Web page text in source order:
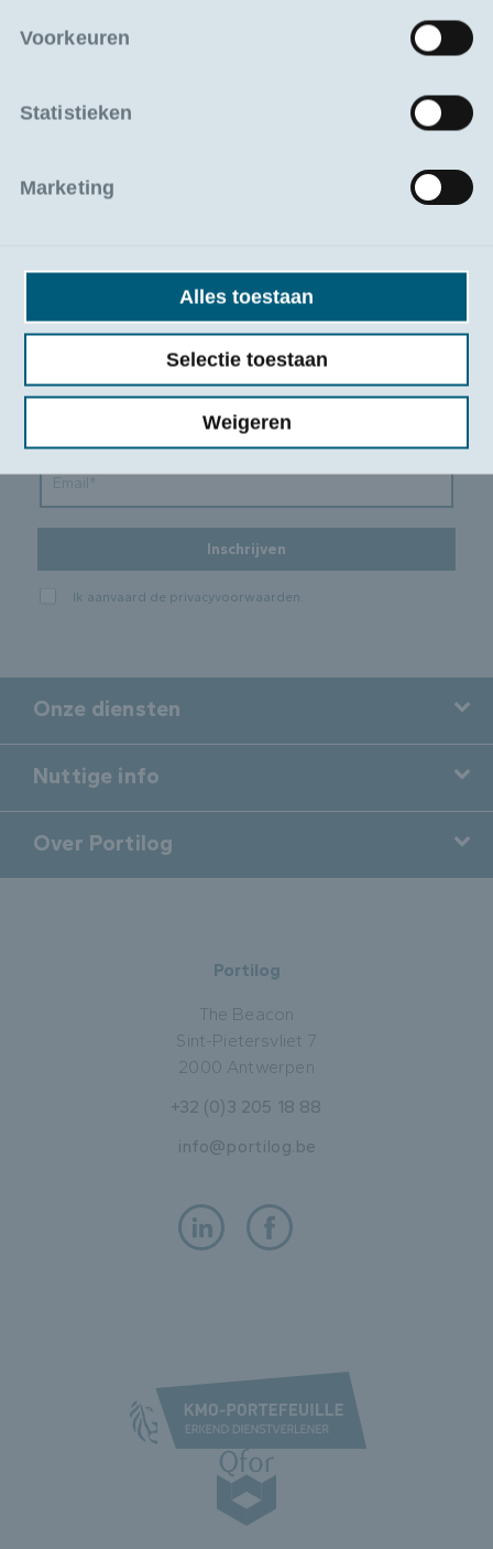
Voorkeuren
Statistieken
Marketing
Alles toestaan
Selectie toestaan
Weigeren
Blijf op de hoogte van nieuwe opleidingen en
Schrijf u in op onze nieuwsbrief en ontvang updates
Inschrijven
Ik aanvaard de privacyvoorwaarden.
Onze diensten
Nuttige info
Over Portilog
Portilog
The Beacon
Sint-Pietersvliet 7
2000 Antwerpen
+32 (0)3 205 18 88
info@portilog.be